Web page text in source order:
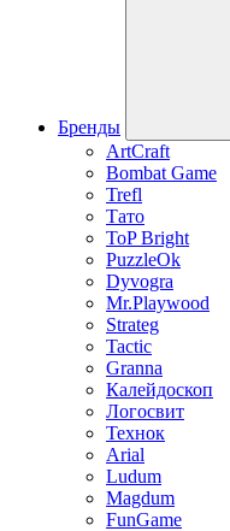
Бренды
ArtCraft
Bombat Game
Trefl
Тато
ToP Bright
PuzzleOk
Dyvogra
Mr.Playwood
Strateg
Tactic
Granna
Калейдоскоп
Логосвит
Технок
Arial
Ludum
Magdum
FunGame